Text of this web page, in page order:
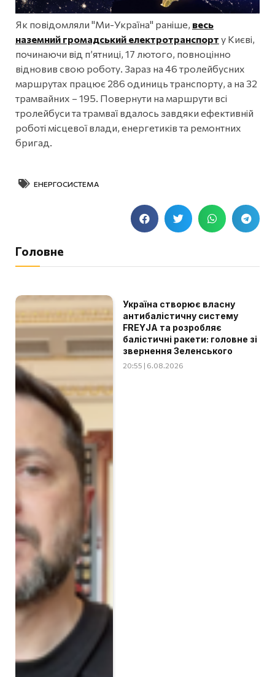
Як повідомляли "Ми-Україна" раніше, весь
наземний громадський електротранспорт у Києві,
починаючи від п’ятниці, 17 лютого, повноцінно
відновив свою роботу. Зараз на 46 тролейбусних
маршрутах працює 286 одиниць транспорту, а на 32
трамвайних – 195. Повернути на маршрути всі
тролейбуси та трамваї вдалось завдяки ефективній
роботі місцевої влади, енергетиків та ремонтних
бригад.
ЕНЕРГОСИСТЕМА
Головне
Україна створює власну
антибалістичну систему
FREYJA та розробляє
балістичні ракети: головне зі
звернення Зеленського
20:55 | 6.08.2026